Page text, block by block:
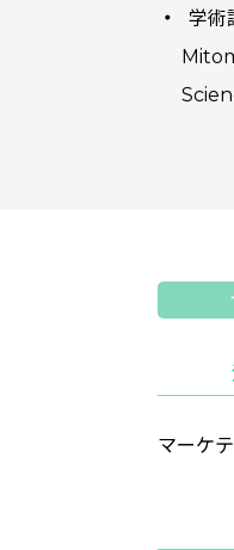
学
マーケ